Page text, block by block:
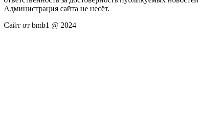
Администрация сайта не несёт.
Сайт от bmb1 @ 2024